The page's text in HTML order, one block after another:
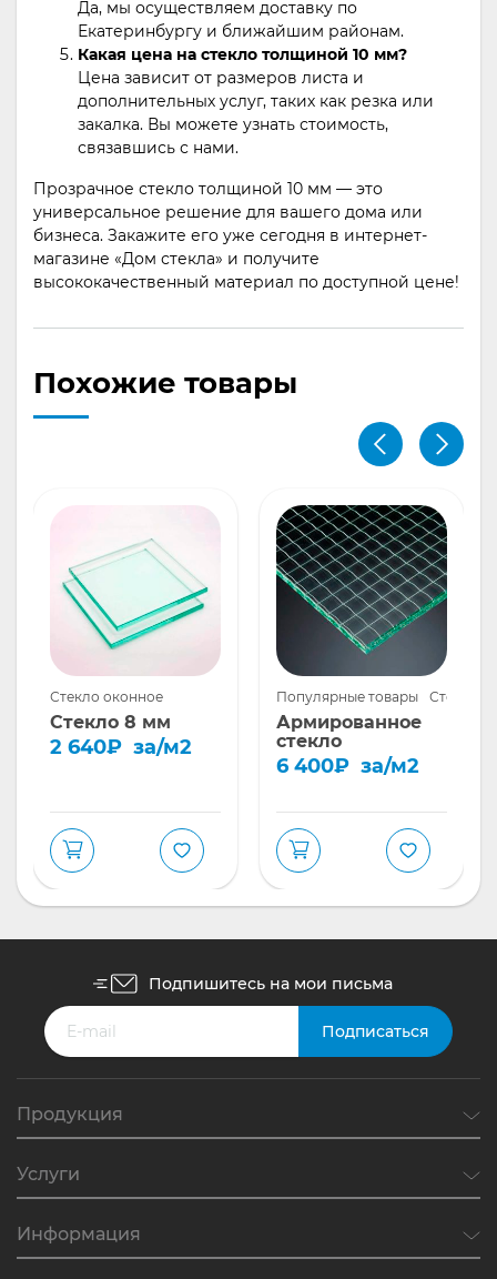
Да, мы осуществляем доставку по
Екатеринбургу и ближайшим районам.
Какая цена на стекло толщиной 10 мм?
Цена зависит от размеров листа и
дополнительных услуг, таких как резка или
закалка. Вы можете узнать стоимость,
связавшись с нами.
Прозрачное стекло толщиной 10 мм — это
универсальное решение для вашего дома или
бизнеса. Закажите его уже сегодня в интернет-
магазине «Дом стекла» и получите
высококачественный материал по доступной цене!
Похожие товары
Стекло оконное
Стекло 8 мм
2 640₽ за/м2
Популярные товары Стекло
Армированное
стекло
6 400₽ за/м2
Подпишитесь на мои письма
Продукция
Услуги
Информация